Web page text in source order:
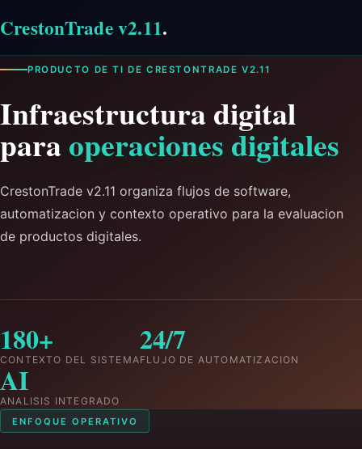
CrestonTrade v2.11.
PRODUCTO DE TI DE CRESTONTRADE V2.11
Infraestructura digital
paraoperaciones digitales
CrestonTrade v2.11 organiza flujos de software,
automatizacion y contexto operativo para la evaluacion
de productos digitales.
180+
CONTEXTO DEL SISTEMA
24/7
FLUJO DE AUTOMATIZACION
AI
ANALISIS INTEGRADO
ENFOQUE OPERATIVO